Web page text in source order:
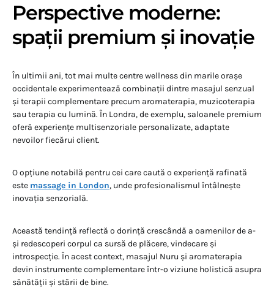
Perspective moderne:
spații premium și inovație
În ultimii ani, tot mai multe centre wellness din marile orașe
occidentale experimentează combinații dintre masajul senzual
și terapii complementare precum aromaterapia, muzicoterapia
sau terapia cu lumină. În Londra, de exemplu, saloanele premium
oferă experiențe multisenzoriale personalizate, adaptate
nevoilor fiecărui client.
O opțiune notabilă pentru cei care caută o experiență rafinată
este massage in London, unde profesionalismul întâlnește
inovația senzorială.
Această tendință reflectă o dorință crescândă a oamenilor de a-
și redescoperi corpul ca sursă de plăcere, vindecare și
introspecție. În acest context, masajul Nuru și aromaterapia
devin instrumente complementare într-o viziune holistică asupra
sănătății și stării de bine.